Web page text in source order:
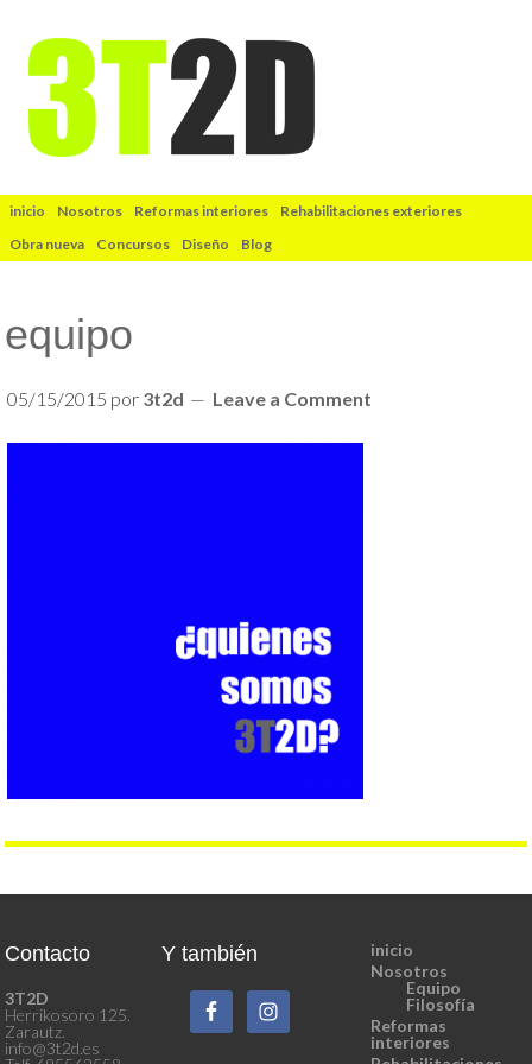
inicio Nosotros Reformas interiores
Rehabilitaciones exteriores
Obra nueva
Concursos Diseño Blog
equipo
05/15/2015 por 3t2d Leave a Comment
Contacto
3T2D
Herrikosoro 125.
Zarautz.
info@3t2d.es
Y también
inicio
Nosotros
Equipo
Filosofía
Reformas
interiores